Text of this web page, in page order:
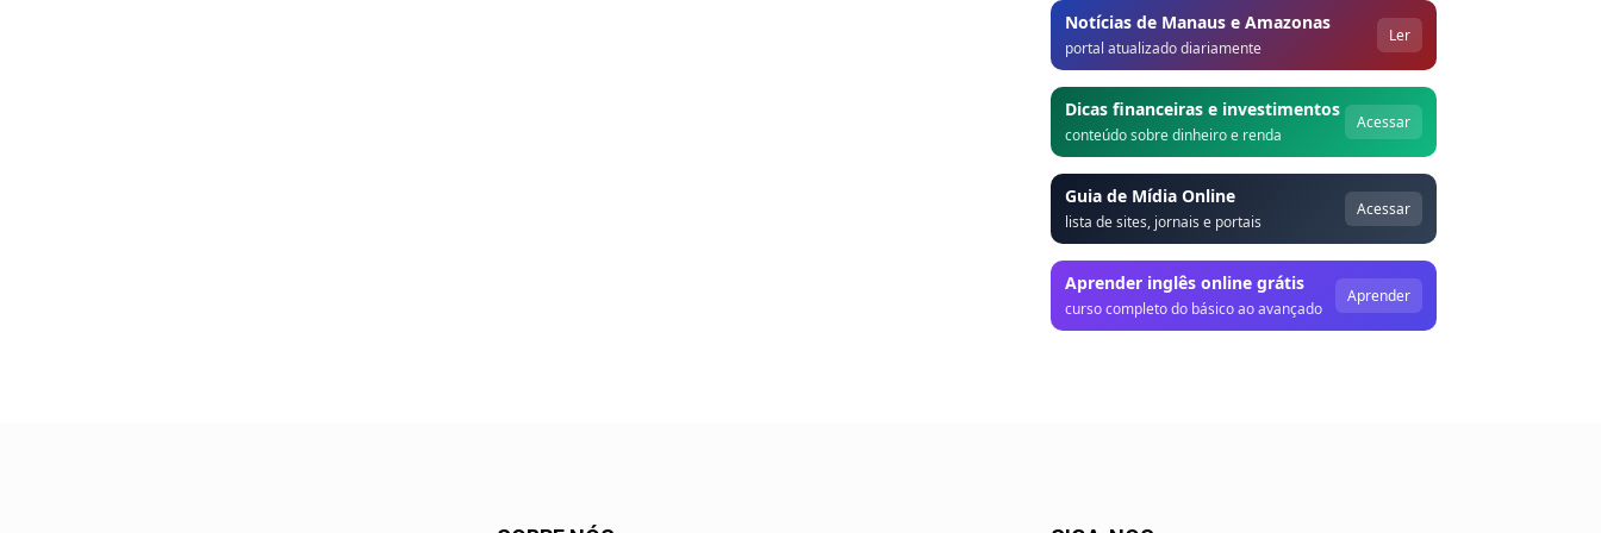
Notícias de Manaus e Amazonas
portal atualizado diariamente
Ler
Dicas financeiras e investimentos
conteúdo sobre dinheiro e renda
Acessar
Guia de Mídia Online
lista de sites, jornais e portais
Acessar
Aprender inglês online grátis
curso completo do básico ao avançado
Aprender